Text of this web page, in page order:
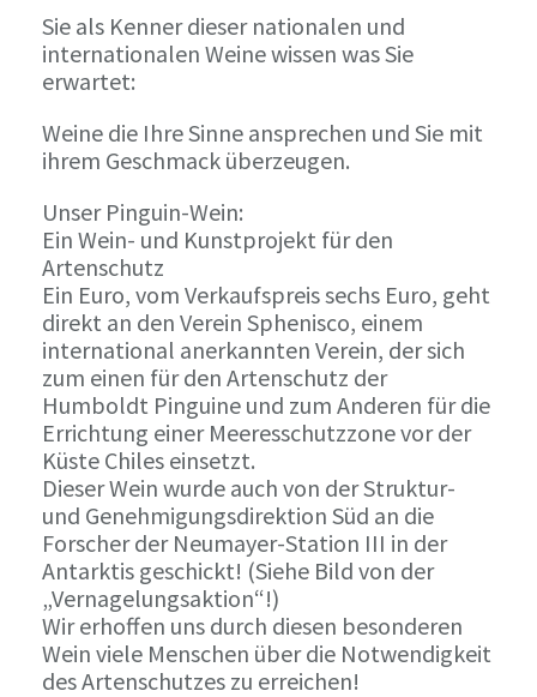
Sie als Kenner dieser nationalen und
internationalen Weine wissen was Sie
erwartet:
Weine die Ihre Sinne ansprechen und Sie mit
ihrem Geschmack überzeugen.
Unser Pinguin-Wein:
Ein Wein- und Kunstprojekt für den
Artenschutz
Ein Euro, vom Verkaufspreis sechs Euro, geht
direkt an den Verein Sphenisco, einem
international anerkannten Verein, der sich
zum einen für den Artenschutz der
Humboldt Pinguine und zum Anderen für die
Errichtung einer Meeresschutzzone vor der
Küste Chiles einsetzt.
Dieser Wein wurde auch von der Struktur-
und Genehmigungsdirektion Süd an die
Forscher der Neumayer-Station III in der
Antarktis geschickt! (Siehe Bild von der
„Vernagelungsaktion“!)
Wir erhoffen uns durch diesen besonderen
Wein viele Menschen über die Notwendigkeit
des Artenschutzes zu erreichen!